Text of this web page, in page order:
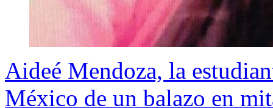
Aideé Mendoza, la
México de un balazo en